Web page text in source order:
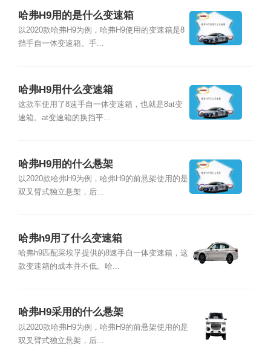
哈弗H9用的是什么变速箱
以2020款哈弗H9为例，哈弗H9使用的变速箱是8
挡手自一体变速箱。手...
哈弗H9用什么变速箱
这款车使用了8速手自一体变速箱，也就是8at变
速箱。at变速箱的换挡平...
哈弗H9用的什么悬架
以2020款哈弗H9为例，哈弗H9的前悬架使用的是
双叉臂式独立悬架，后...
哈弗h9用了什么变速箱
哈弗h9匹配采埃孚提供的8速手自一体变速箱，这
款变速箱的成本并不低。哈...
哈弗H9采用的什么悬架
以2020款哈弗H9为例，哈弗H9的前悬架使用的是
双叉臂式独立悬架，后...